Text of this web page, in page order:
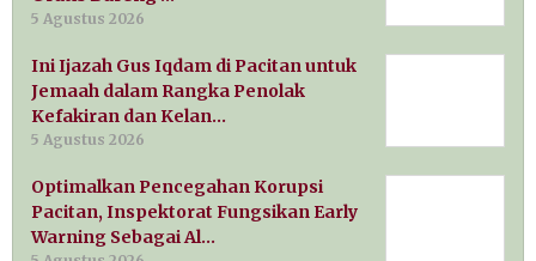
5 Agustus 2026
Ini Ijazah Gus Iqdam di Pacitan untuk
Jemaah dalam Rangka Penolak
Kefakiran dan Kelan…
5 Agustus 2026
Optimalkan Pencegahan Korupsi
Pacitan, Inspektorat Fungsikan Early
Warning Sebagai Al…